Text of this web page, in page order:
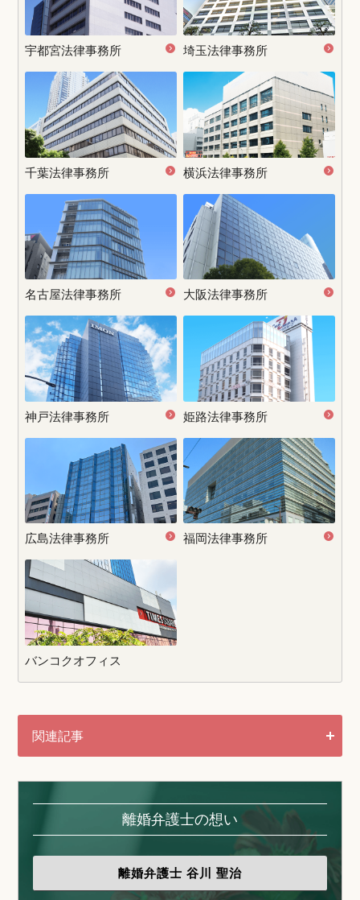
宇都宮法律事務所 埼玉法律事務所
千葉法律事務所 横浜法律事務所
名古屋法律事務所 大阪法律事務所
神戸法律事務所 姫路法律事務所
広島法律事務所 福岡法律事務所
バンコクオフィス
関連記事
離婚弁護士の想い
離婚弁護士 谷川 聖治